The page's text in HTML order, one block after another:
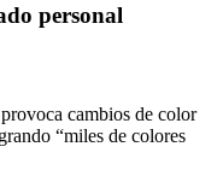
personal
cambios de color
“miles de colores